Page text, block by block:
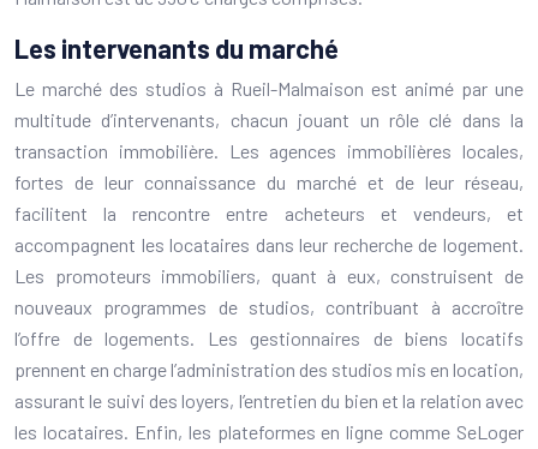
Les intervenants du marché
Le marché des studios à Rueil-Malmaison est animé par une
multitude d’intervenants, chacun jouant un rôle clé dans la
transaction immobilière. Les agences immobilières locales,
fortes de leur connaissance du marché et de leur réseau,
facilitent la rencontre entre acheteurs et vendeurs, et
accompagnent les locataires dans leur recherche de logement.
Les promoteurs immobiliers, quant à eux, construisent de
nouveaux programmes de studios, contribuant à accroître
l’offre de logements. Les gestionnaires de biens locatifs
prennent en charge l’administration des studios mis en location,
assurant le suivi des loyers, l’entretien du bien et la relation avec
les locataires. Enfin, les plateformes en ligne comme SeLoger